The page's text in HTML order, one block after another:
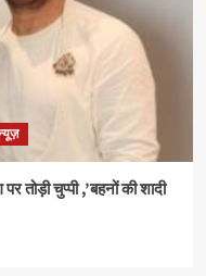
तोड़ी चुप्पी ,’बहनों की शादी